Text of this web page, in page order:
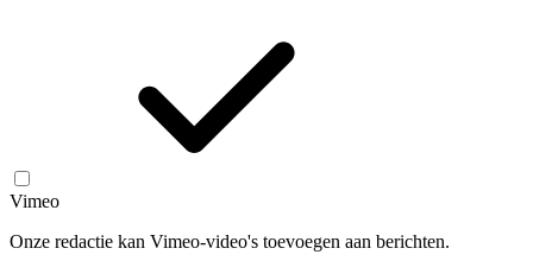
Vimeo
Onze redactie kan Vimeo-video's toevoegen aan berichten.